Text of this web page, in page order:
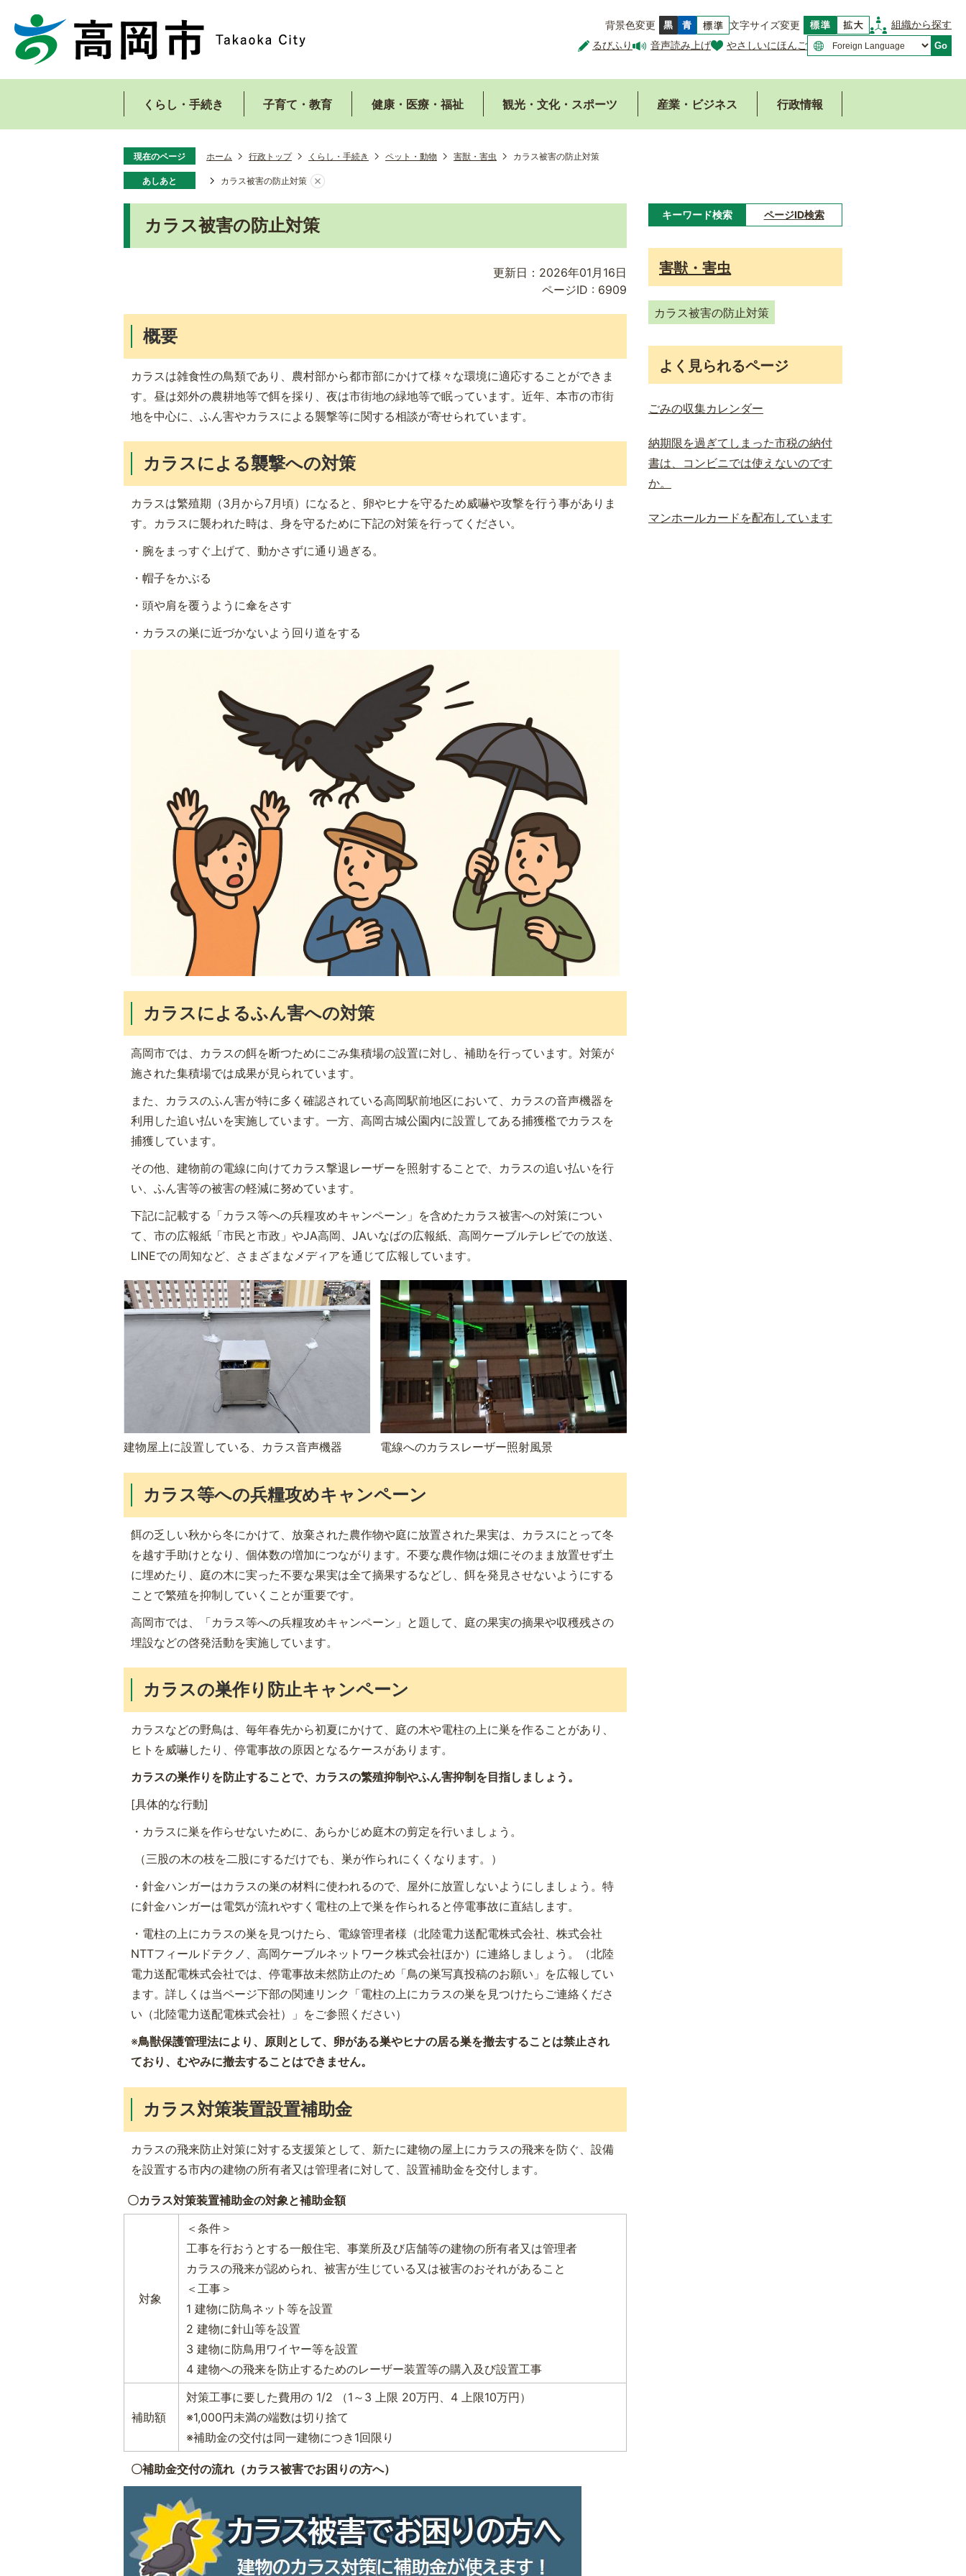
背景色変更 文字サイズ変更
組織から探す
るびふり
音声読み上げ やさしいにほんご Go
くらし・手続き 子育て・教育 健康・医療・福祉 観光・文化・スポーツ 産業・ビジネス 行政情報
現在のページ ホーム 行政トップ くらし・手続き ペット・動物 害獣・害虫 カラス被害の防止対策
あしあと カラス被害の防止対策
カラス被害の防止対策
更新日：2026年01月16日
ページID : 6909
概要
カラスは雑食性の鳥類であり、農村部から都市部にかけて様々な環境に適応することができま
す。昼は郊外の農耕地等で餌を採り、夜は市街地の緑地等で眠っています。近年、本市の市街
地を中心に、ふん害やカラスによる襲撃等に関する相談が寄せられています。
カラスによる襲撃への対策
カラスは繁殖期（3月から7月頃）になると、卵やヒナを守るため威嚇や攻撃を行う事がありま
す。カラスに襲われた時は、身を守るために下記の対策を行ってください。
・腕をまっすぐ上げて、動かさずに通り過ぎる。
・帽子をかぶる
・頭や肩を覆うように傘をさす
・カラスの巣に近づかないよう回り道をする
カラスによるふん害への対策
高岡市では、カラスの餌を断つためにごみ集積場の設置に対し、補助を行っています。対策が
施された集積場では成果が見られています。
また、カラスのふん害が特に多く確認されている高岡駅前地区において、カラスの音声機器を
利用した追い払いを実施しています。一方、高岡古城公園内に設置してある捕獲檻でカラスを
捕獲しています。
その他、建物前の電線に向けてカラス撃退レーザーを照射することで、カラスの追い払いを行
い、ふん害等の被害の軽減に努めています。
下記に記載する「カラス等への兵糧攻めキャンペーン」を含めたカラス被害への対策につい
て、市の広報紙「市民と市政」やJA高岡、JAいなばの広報紙、高岡ケーブルテレビでの放送、
LINEでの周知など、さまざまなメディアを通じて広報しています。
建物屋上に設置している、カラス音声機器 電線へのカラスレーザー照射風景
カラス等への兵糧攻めキャンペーン
餌の乏しい秋から冬にかけて、放棄された農作物や庭に放置された果実は、カラスにとって冬
を越す手助けとなり、個体数の増加につながります。不要な農作物は畑にそのまま放置せず土
に埋めたり、庭の木に実った不要な果実は全て摘果するなどし、餌を発見させないようにする
ことで繁殖を抑制していくことが重要です。
高岡市では、「カラス等への兵糧攻めキャンペーン」と題して、庭の果実の摘果や収穫残さの
埋設などの啓発活動を実施しています。
カラスの巣作り防止キャンペーン
カラスなどの野鳥は、毎年春先から初夏にかけて、庭の木や電柱の上に巣を作ることがあり、
ヒトを威嚇したり、停電事故の原因となるケースがあります。
カラスの巣作りを防止することで、カラスの繁殖抑制やふん害抑制を目指しましょう。
[具体的な行動]
・カラスに巣を作らせないために、あらかじめ庭木の剪定を行いましょう。
（三股の木の枝を二股にするだけでも、巣が作られにくくなります。）
・針金ハンガーはカラスの巣の材料に使われるので、屋外に放置しないようにしましょう。特
に針金ハンガーは電気が流れやすく電柱の上で巣を作られると停電事故に直結します。
・電柱の上にカラスの巣を見つけたら、電線管理者様（北陸電力送配電株式会社、株式会社
NTTフィールドテクノ、高岡ケーブルネットワーク株式会社ほか）に連絡しましょう。（北陸
電力送配電株式会社では、停電事故未然防止のため「鳥の巣写真投稿のお願い」を広報してい
ます。詳しくは当ページ下部の関連リンク「電柱の上にカラスの巣を見つけたらご連絡くださ
い（北陸電力送配電株式会社）」をご参照ください）
※鳥獣保護管理法により、原則として、卵がある巣やヒナの居る巣を撤去することは禁止され
ており、むやみに撤去することはできません。
カラス対策装置設置補助金
カラスの飛来防止対策に対する支援策として、新たに建物の屋上にカラスの飛来を防ぐ、設備
を設置する市内の建物の所有者又は管理者に対して、設置補助金を交付します。
〇カラス対策装置補助金の対象と補助金額
対象
＜条件＞
工事を行おうとする一般住宅、事業所及び店舗等の建物の所有者又は管理者
カラスの飛来が認められ、被害が生じている又は被害のおそれがあること
＜工事＞
1 建物に防鳥ネット等を設置
2 建物に針山等を設置
3 建物に防鳥用ワイヤー等を設置
4 建物への飛来を防止するためのレーザー装置等の購入及び設置工事
補助額
対策工事に要した費用の 1/2 （1～3 上限 20万円、4 上限10万円）
※1,000円未満の端数は切り捨て
※補助金の交付は同一建物につき1回限り
〇補助金交付の流れ（カラス被害でお困りの方へ）
キーワード検索 ページID検索
ー
ワ
ー
ド
検
害獣・害虫
カラス被害の防止対策
よく見られるページ
ごみの収集カレンダー
納期限を過ぎてしまった市税の納付
書は、コンビニでは使えないのです
か。
マンホールカードを配布しています